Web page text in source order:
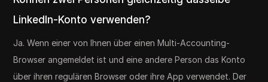
LinkedIn-Konto verwenden?
Ja. Wenn einer von Ihnen über einen Multi-Accounting-
Browser angemeldet ist und eine andere Person das Konto
über ihren regulären Browser oder ihre App verwendet. Der